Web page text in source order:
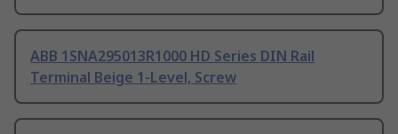
ABB 1SNA295013R1000 HD Series DIN Rail
Terminal Beige 1-Level, Screw